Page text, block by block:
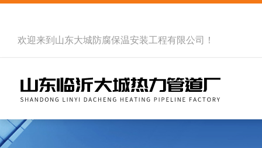
欢迎来到 山东大城防腐保温安装工程有限公司 ！